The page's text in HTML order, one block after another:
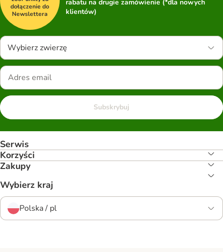
dołączenie do
Newslettera
rabatu na drugie zamówienie (*dla nowych
klientów)
Wybierz zwierzę
Subskrybuj
Serwis
Korzyści
Zakupy
Wybierz kraj
Polska / pl